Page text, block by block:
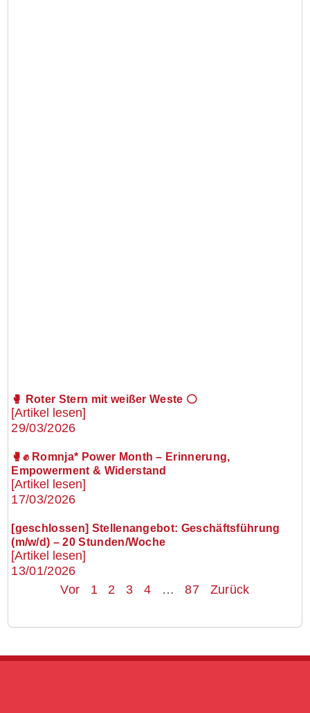
🥊 Roter Stern mit weißer Weste ⚪
[Artikel lesen]
29/03/2026
🥊✊ Romnja* Power Month – Erinnerung,
Empowerment & Widerstand
[Artikel lesen]
17/03/2026
[geschlossen] Stellenangebot: Geschäftsführung
(m/w/d) – 20 Stunden/Woche
[Artikel lesen]
13/01/2026
Vor
1 2 3 4 … 87 Zurück